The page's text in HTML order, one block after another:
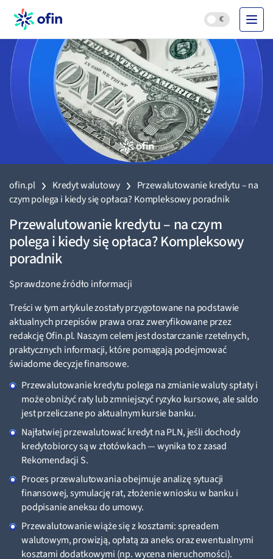
ofin.pl Kredyt walutowy
Przewalutowanie kredytu – na
czym polega i kiedy się opłaca? Kompleksowy poradnik
Przewalutowanie kredytu – na czym
polega i kiedy się opłaca? Kompleksowy
poradnik
Sprawdzone źródło informacji
Treści w tym artykule zostały przygotowane na podstawie
aktualnych przepisów prawa oraz zweryfikowane przez
redakcję Ofin.pl. Naszym celem jest dostarczanie rzetelnych,
praktycznych informacji, które pomagają podejmować
świadome decyzje finansowe.
Przewalutowanie kredytu polega na zmianie waluty spłaty i
może obniżyć raty lub zmniejszyć ryzyko kursowe, ale saldo
jest przeliczane po aktualnym kursie banku.
Najłatwiej przewalutować kredyt na PLN, jeśli dochody
kredytobiorcy są w złotówkach — wynika to z zasad
Rekomendacji S.
Proces przewalutowania obejmuje analizę sytuacji
finansowej, symulację rat, złożenie wniosku w banku i
podpisanie aneksu do umowy.
Przewalutowanie wiąże się z kosztami: spreadem
walutowym, prowizją, opłatą za aneks oraz ewentualnymi
kosztami dodatkowymi (np. wycena nieruchomości).